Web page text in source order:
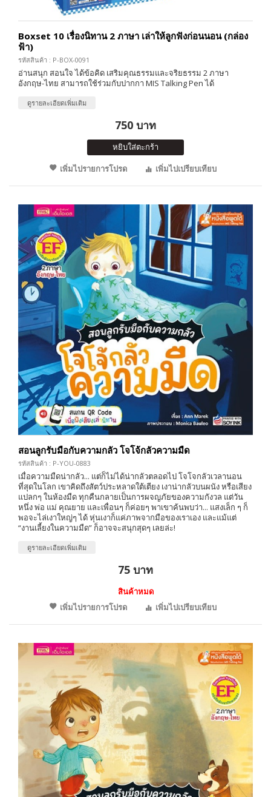
Boxset 10 เรื่องนิทาน 2 ภาษา เล่าให้ลูกฟังก่อนนอน (กล่อง
ฟ้า)
รหัสสินค้า : P-BOX-0091
อ่านสนุก สอนใจ ได้ข้อคิด เสริมคุณธรรมและจริยธรรม 2 ภาษา
อังกฤษ-ไทย สามารถใช้ร่วมกับปากกา MIS Talking Pen ได้
ดูรายละเอียดเพิ่มเติม
750 บาท
หยิบใส่ตะกร้า
เพิ่มไปรายการโปรด
เพิ่มไปเปรียบเทียบ
สอนลูกรับมือกับความกลัว โจโจ้กลัวความมืด
รหัสสินค้า : P-YOU-0883
เมื่อความมืดน่ากลัว... แต่ก็ไม่ได้น่ากลัวตลอดไป โจโจกลัวเวลานอน
ที่สุดในโลก เขาคิดถึงสัตว์ประหลาดใต้เตียง เงาน่ากลัวบนผนัง หรือเสียง
แปลกๆ ในห้องมืด ทุกคืนกลายเป็นการผจญภัยของความกังวล แต่วัน
หนึ่ง พ่อ แม่ คุณยาย และเพื่อนๆ ก็ค่อยๆ พาเขาค้นพบว่า... แสงเล็ก ๆ ก็
พอจะไล่เงาใหญ่ๆ ได้ หุ่นเงาก็แค่ภาพจากมือของเราเอง และแม้แต่
“งานเลี้ยงในความมืด” ก็อาจจะสนุกสุดๆ เลยล่ะ!
ดูรายละเอียดเพิ่มเติม
75 บาท
สินค้าหมด
เพิ่มไปรายการโปรด
เพิ่มไปเปรียบเทียบ